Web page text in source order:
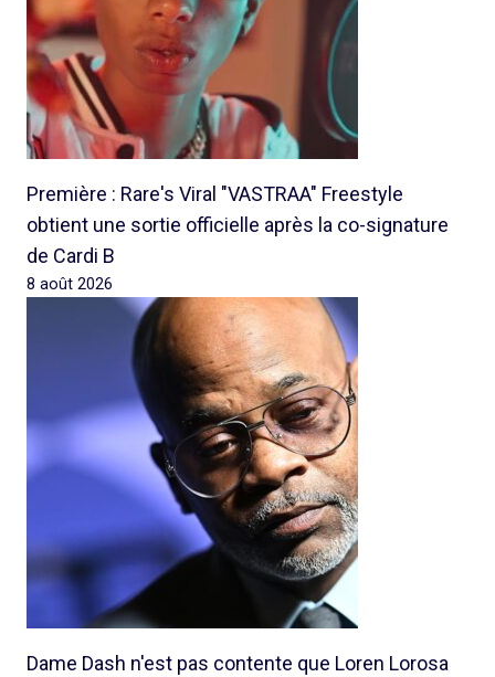
Première : Rare's Viral "VASTRAA" Freestyle
obtient une sortie officielle après la co-signature
de Cardi B
8 août 2026
Dame Dash n'est pas contente que Loren Lorosa